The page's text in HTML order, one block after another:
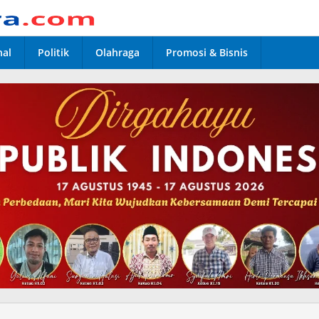
Politik Olahraga Promosi & Bisnis